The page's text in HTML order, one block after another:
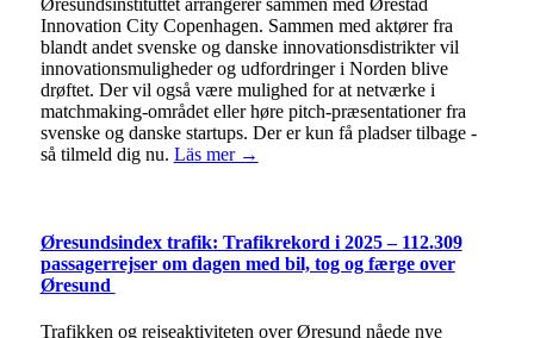
Øresundsinstituttet arrangerer sammen med Ørestad
Innovation City Copenhagen. Sammen med aktører fra
blandt andet svenske og danske innovationsdistrikter vil
innovationsmuligheder og udfordringer i Norden blive
drøftet. Der vil også være mulighed for at netværke i
matchmaking-området eller høre pitch-præsentationer fra
svenske og danske startups. Der er kun få pladser tilbage -
så tilmeld dig nu. Läs mer →
Øresundsindex trafik: Trafikrekord i 2025 – 112.309
passagerrejser om dagen med bil, tog og færge over
Øresund
Trafikken og rejseaktiviteten over Øresund nåede nye